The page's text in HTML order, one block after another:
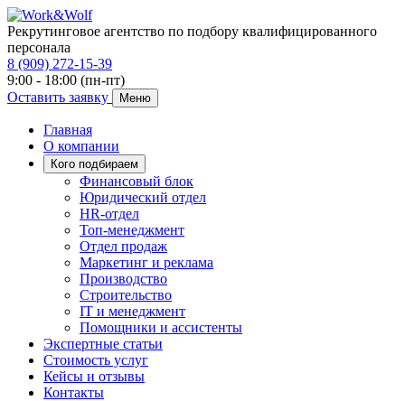
Рекрутинговое агентство по подбору квалифицированного
персонала
8 (909) 272-15-39
9:00 - 18:00 (пн-пт)
Оставить заявку
Меню
Главная
О компании
Кого подбираем
Финансовый блок
Юридический отдел
HR-отдел
Топ-менеджмент
Отдел продаж
Маркетинг и реклама
Производство
Строительство
IT и менеджмент
Помощники и ассистенты
Экспертные статьи
Стоимость услуг
Кейсы и отзывы
Контакты